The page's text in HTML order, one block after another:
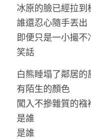
冰原的臉已經拉到
誰還忍心隨手丟出
即便只是一小撮不
笑話
白熊睡塌了鄰居的
有陌生的顏色
闖入不摻雜質的襁
是誰
是誰